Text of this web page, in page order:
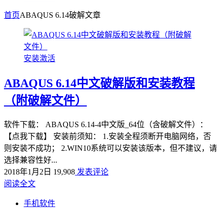
首页ABAQUS 6.14破解文章
安装激活
ABAQUS 6.14中文破解版和安装教程
（附破解文件）
软件下载： ABAQUS 6.14-4中文版_64位（含破解文件）：
【点我下载】 安装前须知： 1.安装全程须断开电脑网络，否
则安装不成功； 2.WIN10系统可以安装该版本，但不建议，请
选择兼容性好...
2018年1月2日 19,908 发表评论
阅读全文
手机软件